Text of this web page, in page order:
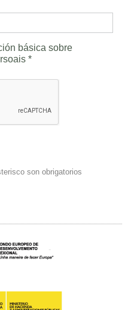
básica sobre
*
son obrigatorios